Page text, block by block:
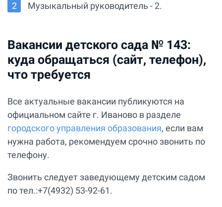
Музыкальный руководитель - 2.
Вакансии детского сада № 143:
куда обращаться (сайт, телефон),
что требуется
Все актуальные вакансии публикуются на
официальном сайте г. Иваново в разделе
городского управления образования, если вам
нужна работа, рекомендуем срочно звонить по
телефону.
Звонить следует заведующему детским садом
по тел.:+7(4932) 53-92-61.